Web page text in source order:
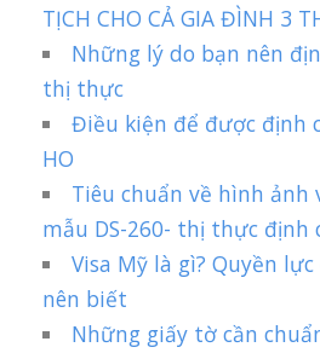
TỊCH CHO CẢ GIA ĐÌNH 3
Những lý do bạn nên
thị thực
Điều kiện để được định
HO
Tiêu chuẩn về hình ảnh
mẫu DS-260- thị thực định
Visa Mỹ là gì? Quyền
nên biết
Những giấy tờ cần